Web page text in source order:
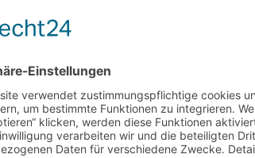
Foodtrucks unterscheiden sich deutlich vom
Das eröffnet Chancen:
Man kann gezielt
ansteuern. Dafür braucht’s ein bisschen
Gebühren auskennen.
Die Zielgruppe ist oft breiter und weniger